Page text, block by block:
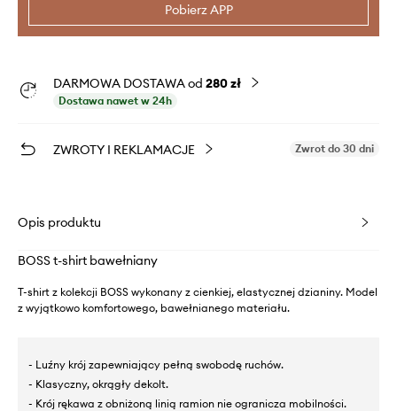
Pobierz APP
DARMOWA DOSTAWA od 280 zł
Dostawa nawet w 24h
ZWROTY I REKLAMACJE Zwrot do 30 dni
Opis produktu
BOSS t-shirt bawełniany
T-shirt z kolekcji BOSS wykonany z cienkiej, elastycznej dzianiny. Model
z wyjątkowo komfortowego, bawełnianego materiału.
- Luźny krój zapewniający pełną swobodę ruchów.
- Klasyczny, okrągły dekolt.
- Krój rękawa z obniżoną linią ramion nie ogranicza mobilności.